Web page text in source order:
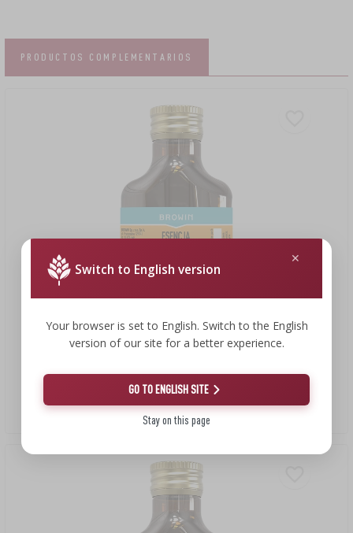
PRODUCTOS COMPLEMENTARIOS
Esencia con sabor a mango maracuyá 100 ml
70,00 EUR/l
Switch to English version
Your browser is set to English. Switch to the English
version of our site for a better experience.
GO TO ENGLISH SITE
Stay on this page